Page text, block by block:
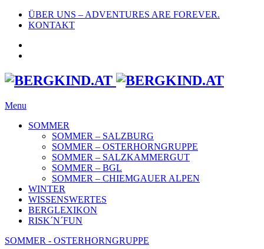
ÜBER UNS – ADVENTURES ARE FOREVER.
KONTAKT
Menu
SOMMER
SOMMER – SALZBURG
SOMMER – OSTERHORNGRUPPE
SOMMER – SALZKAMMERGUT
SOMMER – BGL
SOMMER – CHIEMGAUER ALPEN
WINTER
WISSENSWERTES
BERGLEXIKON
RISK´N´FUN
SOMMER - OSTERHORNGRUPPE